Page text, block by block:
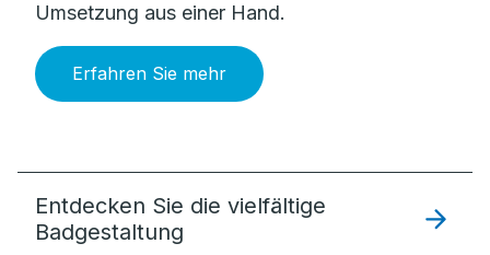
Umsetzung aus einer Hand.
Erfahren Sie mehr
Entdecken Sie die vielfältige
Badgestaltung